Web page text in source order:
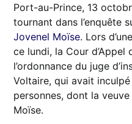
Port-au-Prince, 13
tournant dans l’enquête
Jovenel Moïse. Lors
ce lundi, la Cour
l’ordonnance du juge
Voltaire, qui avait
personnes, dont la
Moïse.